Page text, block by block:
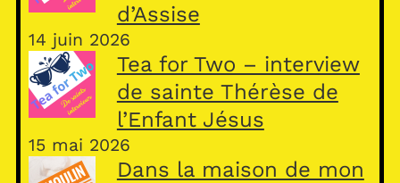
d’Assise
14 juin 2026
Tea for Two – interview
de sainte Thérèse de
l’Enfant Jésus
15 mai 2026
Dans la maison de mon